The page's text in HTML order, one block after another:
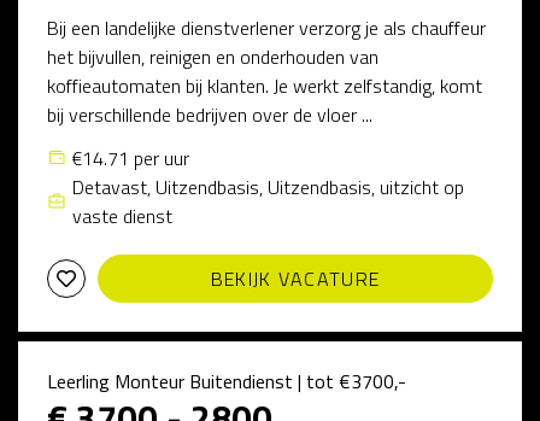
Bij een landelijke dienstverlener verzorg je als chauffeur
het bijvullen, reinigen en onderhouden van
koffieautomaten bij klanten. Je werkt zelfstandig, komt
bij verschillende bedrijven over de vloer ...
€14.71 per uur
Detavast, Uitzendbasis, Uitzendbasis, uitzicht op
vaste dienst
BEKIJK VACATURE
Leerling Monteur Buitendienst | tot €3700,-